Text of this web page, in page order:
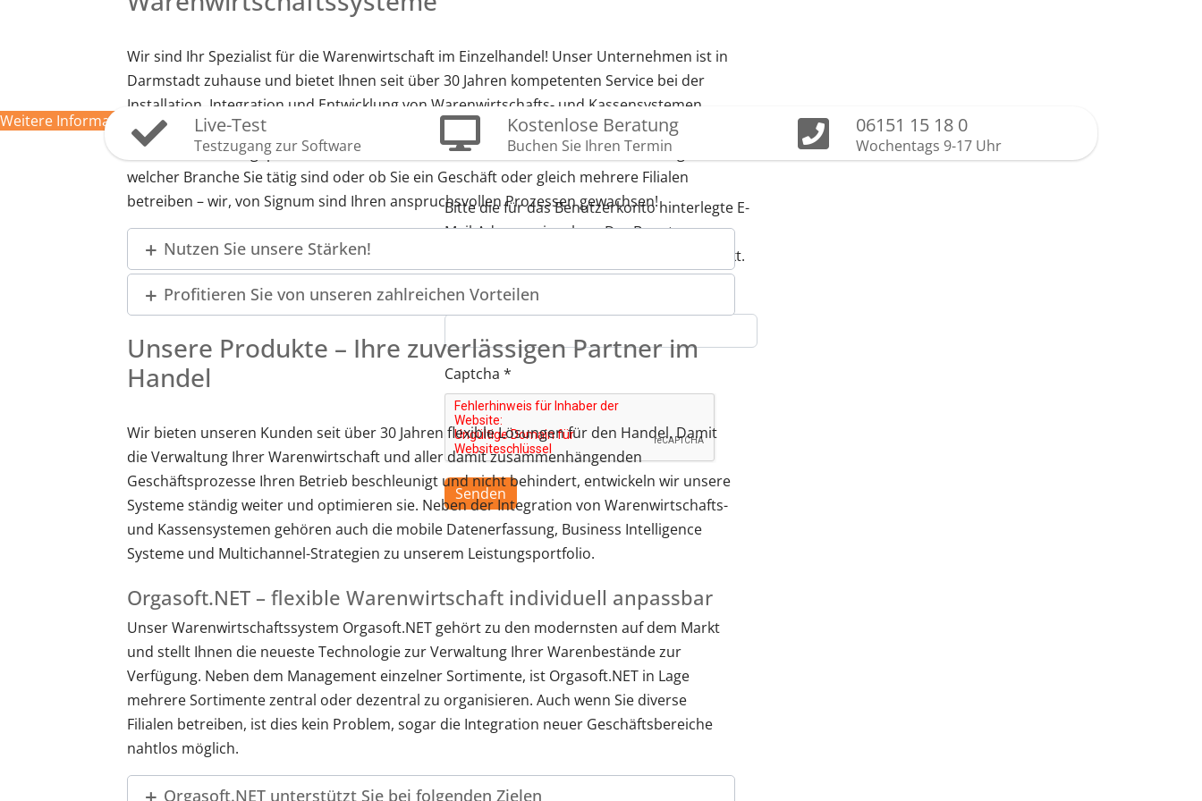
Verbinden Sie Orgasoft.NET mit Ihrem Webshop und verwalten
Sie Internet-Bestellungen im Warenwirtschaftssystem.
So verkaufen Sie bequem offline und online.
Weitere Informationen Live-Test
Testzugang zur Software
Kostenlose Beratung
Buchen Sie Ihren Termin
06151 15 18 0
Wochentags 9-17 Uhr
Bitte die für das Benutzerkonto hinterlegte E-
Mail-Adresse eingeben. Der Benutzername
wird dann an diese E-Mail-Adresse geschickt.
E-Mail-Adresse
Captcha *
Senden
Wir sind Ihr Spezialist für die Warenwirtschaft im Einzelhandel! Unser Unternehmen ist in
Darmstadt zuhause und bietet Ihnen seit über 30 Jahren kompetenten Service bei der
Installation, Integration und Entwicklung von Warenwirtschafts- und Kassensystemen.
Unsere hauseigene Software Orgasoft.NET kann individuell auf die Bedürfnisse Ihres
Unternehmens angepasst werden und wird kontinuierlich weiterentwickelt. Ganz gleich in
welcher Branche Sie tätig sind oder ob Sie ein Geschäft oder gleich mehrere Filialen
betreiben – wir, von Signum sind Ihren anspruchsvollen Prozessen gewachsen!
Nutzen Sie unsere Stärken!
Profitieren Sie von unseren zahlreichen Vorteilen
Unsere Produkte – Ihre zuverlässigen Partner im
Handel
Wir bieten unseren Kunden seit über 30 Jahren flexible Lösungen für den Handel. Damit
die Verwaltung Ihrer Warenwirtschaft und aller damit zusammenhängenden
Geschäftsprozesse Ihren Betrieb beschleunigt und nicht behindert, entwickeln wir unsere
Systeme ständig weiter und optimieren sie. Neben der Integration von Warenwirtschafts-
und Kassensystemen gehören auch die mobile Datenerfassung, Business Intelligence
Systeme und Multichannel-Strategien zu unserem Leistungsportfolio.
Orgasoft.NET – flexible Warenwirtschaft individuell anpassbar
Unser Warenwirtschaftssystem Orgasoft.NET gehört zu den modernsten auf dem Markt
und stellt Ihnen die neueste Technologie zur Verwaltung Ihrer Warenbestände zur
Verfügung. Neben dem Management einzelner Sortimente, ist Orgasoft.NET in Lage
mehrere Sortimente zentral oder dezentral zu organisieren. Auch wenn Sie diverse
Filialen betreiben, ist dies kein Problem, sogar die Integration neuer Geschäftsbereiche
nahtlos möglich.
Orgasoft.NET unterstützt Sie bei folgenden Zielen